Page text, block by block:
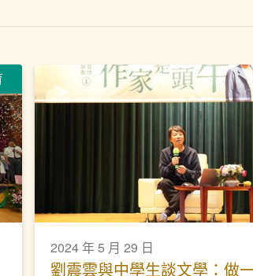
2024 年 5 月 29 日
劉震雲與中學生談文學：做